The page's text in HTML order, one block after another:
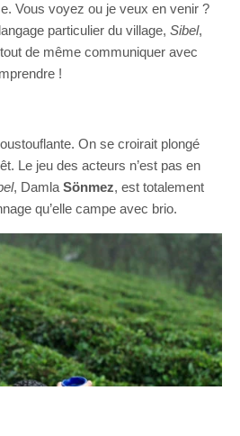
Vous voyez ou je veux en venir ?
particulier du village, Sibel,
de même communiquer avec
!
On se croirait plongé
Le jeu des acteurs n’est pas en
, DamlaSönmez, est totalement
qu’elle campe avec brio.